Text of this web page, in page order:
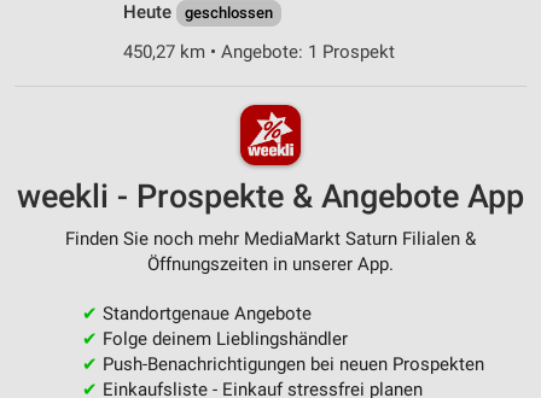
Heute
geschlossen
450,27 km • Angebote: 1 Prospekt
weekli - Prospekte & Angebote App
Finden Sie noch mehr MediaMarkt Saturn Filialen &
Öffnungszeiten in unserer App.
✔ Standortgenaue Angebote
✔ Folge deinem Lieblingshändler
✔ Push-Benachrichtigungen bei neuen Prospekten
✔ Einkaufsliste - Einkauf stressfrei planen